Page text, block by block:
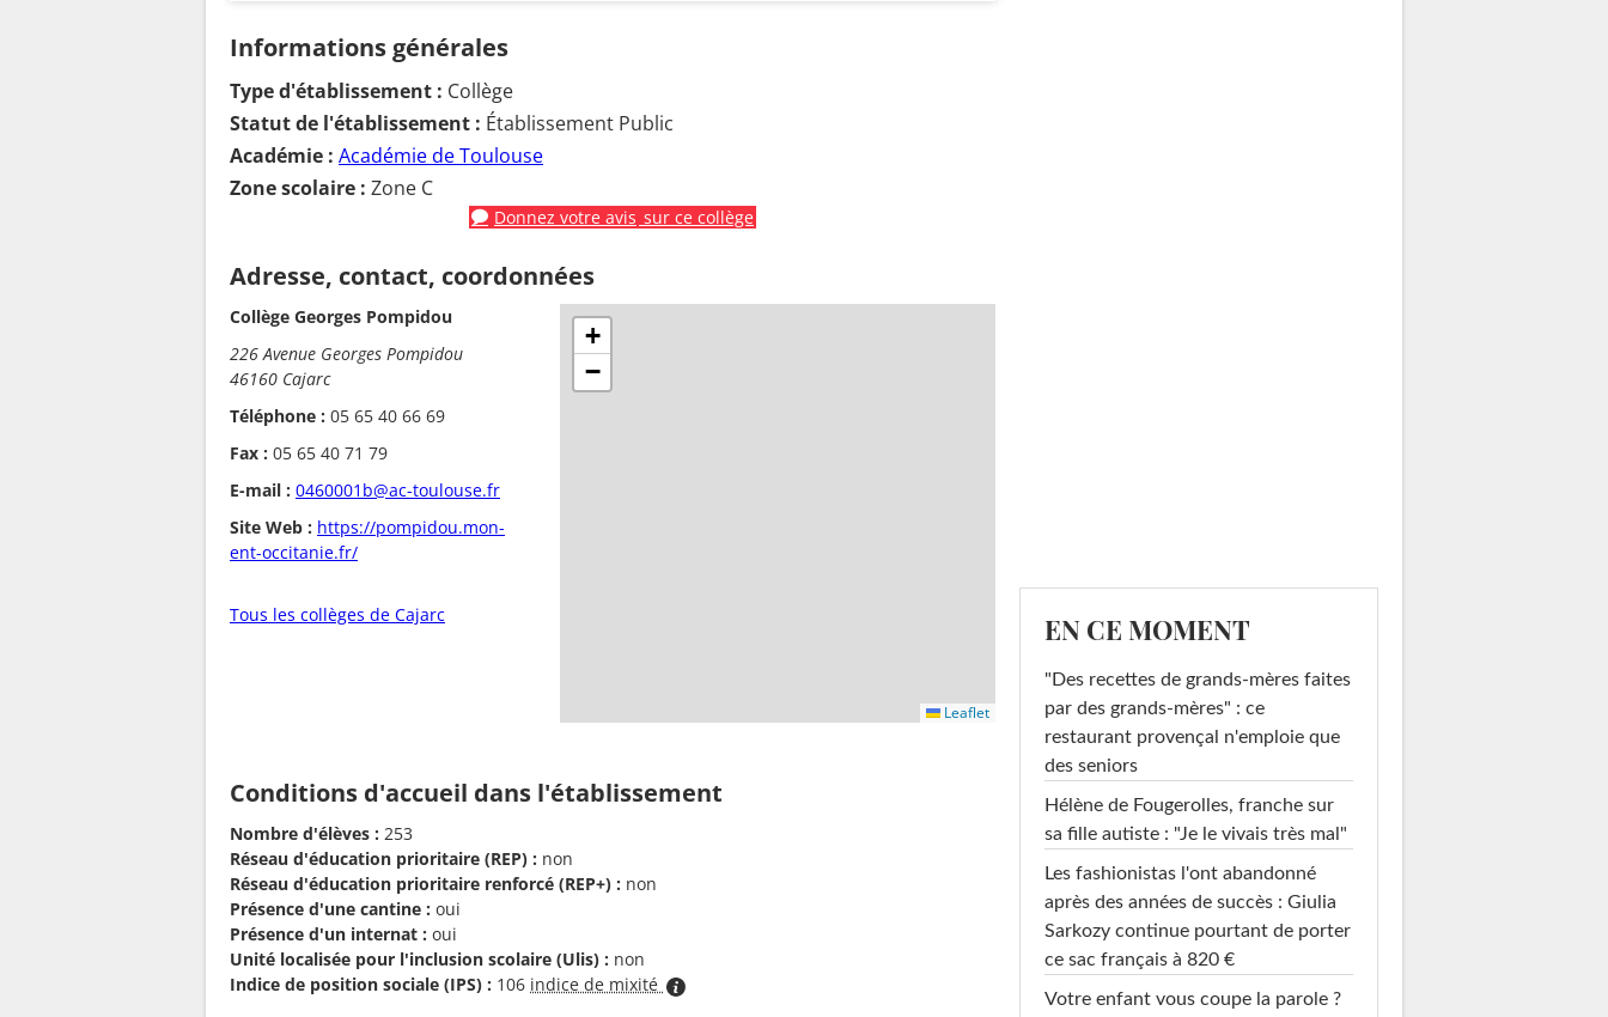
Informations générales
Type d'établissement : Collège
Statut de l'établissement : Établissement Public
Académie : Académie de Toulouse
Zone scolaire : Zone C
Donnez votre avis sur ce collège
Adresse, contact, coordonnées
Collège Georges Pompidou
226 Avenue Georges Pompidou
46160 Cajarc
Téléphone : 05 65 40 66 69
Fax : 05 65 40 71 79
E-mail : 0460001b@ac-toulouse.fr
Site Web : https://pompidou.mon-
ent-occitanie.fr/
Tous les collèges de Cajarc
+
−
Leaflet
Conditions d'accueil dans l'établissement
Nombre d'élèves : 253
Réseau d'éducation prioritaire (REP) : non
Réseau d'éducation prioritaire renforcé (REP+) : non
Présence d'une cantine : oui
Présence d'un internat : oui
Unité localisée pour l'inclusion scolaire (Ulis) : non
Indice de position sociale (IPS) : 106 indice de mixité
EN CE MOMENT
"Des recettes de grands-mères faites
par des grands-mères" : ce
restaurant provençal n'emploie que
des seniors
Hélène de Fougerolles, franche sur
sa fille autiste : "Je le vivais très mal"
Les fashionistas l'ont abandonné
après des années de succès : Giulia
Sarkozy continue pourtant de porter
ce sac français à 820 €
Votre enfant vous coupe la parole ?